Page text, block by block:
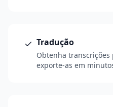
Tradução
Obtenha transcrições
exporte-as em